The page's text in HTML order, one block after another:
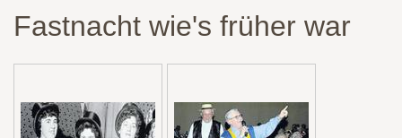
Fastnacht wie's früher war